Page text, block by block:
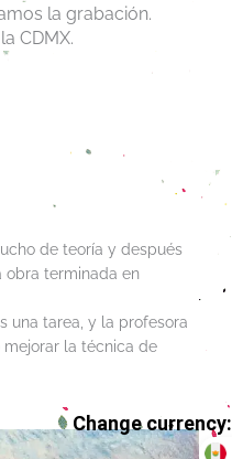
la grabación.
CDMX.
de teoría y después
obra terminada en
una tarea, y la profesora
la técnica de